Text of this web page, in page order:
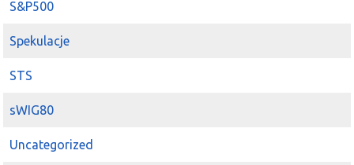
S&P500
Spekulacje
STS
sWIG80
Uncategorized